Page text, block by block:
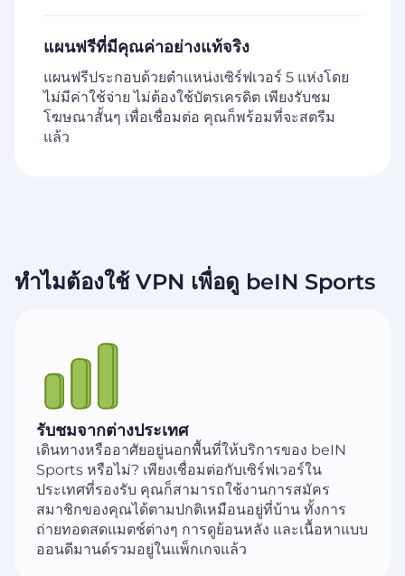
แผนฟรีที่มีคุณค่าอย่างแท้จริง
แผนฟรีประกอบด้วยตำแหน่งเซิร์ฟเวอร์ 5 แห่งโดย
ไม่มีค่าใช้จ่าย ไม่ต้องใช้บัตรเครดิต เพียงรับชม
โฆษณาสั้นๆ เพื่อเชื่อมต่อ คุณก็พร้อมที่จะสตรีม
แล้ว
ทำไมต้องใช้ VPN เพื่อดู beIN Sports
รับชมจากต่างประเทศ
เดินทางหรืออาศัยอยู่นอกพื้นที่ให้บริการของ beIN
Sports หรือไม่? เพียงเชื่อมต่อกับเซิร์ฟเวอร์ใน
ประเทศที่รองรับ คุณก็สามารถใช้งานการสมัคร
สมาชิกของคุณได้ตามปกติเหมือนอยู่ที่บ้าน ทั้งการ
ถ่ายทอดสดแมตช์ต่างๆ การดูย้อนหลัง และเนื้อหาแบบ
ออนดีมานด์รวมอยู่ในแพ็กเกจแล้ว